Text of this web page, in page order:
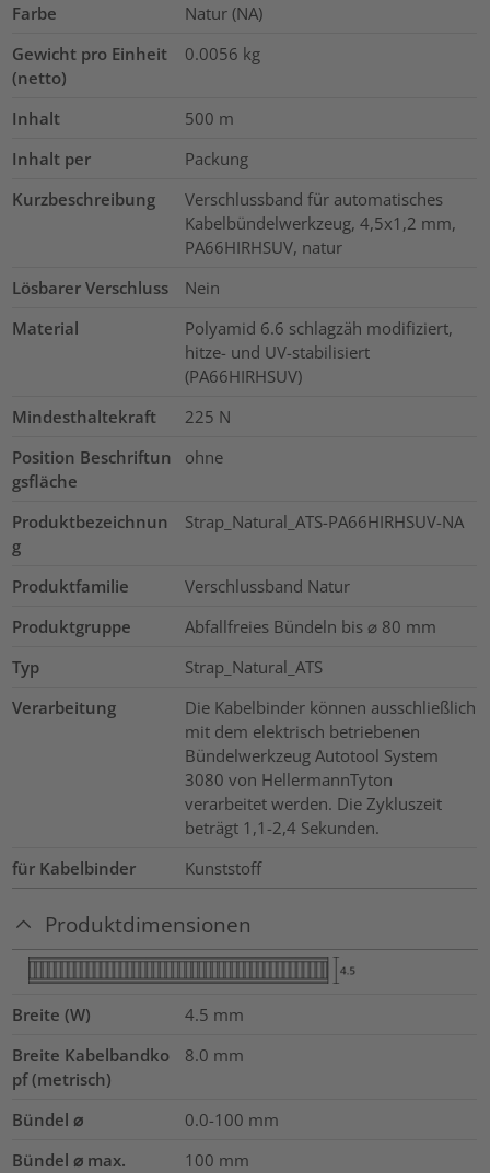
Farbe
Natur (NA)
Gewicht pro Einheit
(netto)
0.0056 kg
Inhalt 500 m
Inhalt per
Packung
Kurzbeschreibung
Verschlussband für automatisches
Kabelbündelwerkzeug, 4,5x1,2 mm,
PA66HIRHSUV, natur
Lösbarer Verschluss
Nein
Material
Polyamid 6.6 schlagzäh modifiziert,
hitze- und UV-stabilisiert
(PA66HIRHSUV)
Mindesthaltekraft
225 N
Position Beschriftun
gsfläche
ohne
Produktbezeichnun
g
Strap_Natural_ATS-PA66HIRHSUV-NA
Produktfamilie
Verschlussband Natur
Produktgruppe
Abfallfreies Bündeln bis ⌀ 80 mm
Typ
Strap_Natural_ATS
Verarbeitung
Die Kabelbinder können ausschließlich
mit dem elektrisch betriebenen
Bündelwerkzeug Autotool System
3080 von HellermannTyton
verarbeitet werden. Die Zykluszeit
beträgt 1,1-2,4 Sekunden.
für Kabelbinder
Kunststoff
Produktdimensionen
Breite (W) 4.5 mm
Breite Kabelbandko
pf (metrisch)
8.0 mm
Bündel ⌀ 0.0-100 mm
Bündel ⌀ max.
100 mm